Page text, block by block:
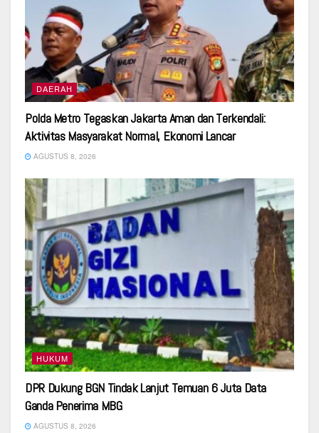
DAERAH
Polda Metro Tegaskan Jakarta Aman dan Terkendali:
Aktivitas Masyarakat Normal, Ekonomi Lancar
AGUSTUS 8, 2026
HUKUM
DPR Dukung BGN Tindak Lanjut Temuan 6 Juta Data
Ganda Penerima MBG
AGUSTUS 8, 2026